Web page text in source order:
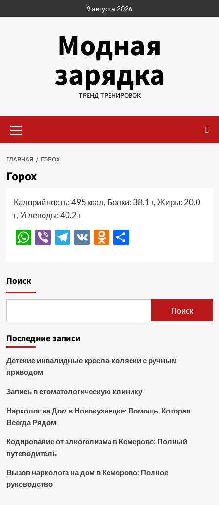
к
9 августа 2026
Модная
зарядка
ТРЕНД ТРЕНИРОВОК
меню
ГЛАВНАЯ ГОРОХ
Горох
Калорийность: 495 ккал, Белки: 38.1 г, Жиры: 20.0
г, Углеводы: 40.2 г
WhatsApp
ViberTelegram
VKOdnoklassniki
Отправить
Поиск
Поиск
Последние записи
Детские инвалидные кресла-коляски с ручным
приводом
Запись в стоматологическую клинику
Нарколог на Дом в Новокузнецке: Помощь, Которая
Всегда Рядом
Кодирование от алкоголизма в Кемерово: Полный
путеводитель
Вызов нарколога на дом в Кемерово: Полное
руководство